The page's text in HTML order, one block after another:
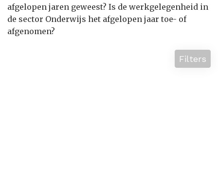
afgelopen jaren geweest? Is de werkgelegenheid in
de sector Onderwijs het afgelopen jaar toe- of
afgenomen?
Filters